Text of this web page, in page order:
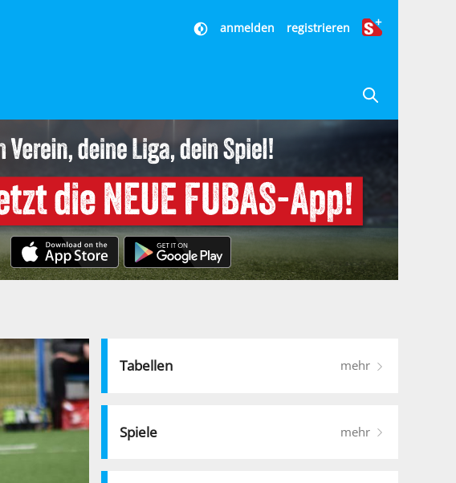
anmelden registrieren
Tabellen mehr
Spiele mehr